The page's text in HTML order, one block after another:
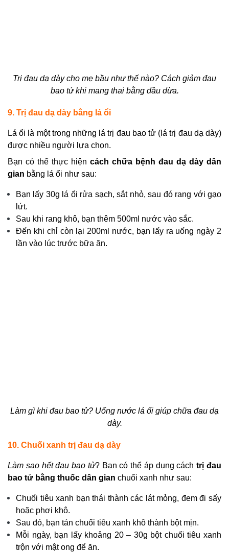
Trị đau dạ dày cho mẹ bầu như thế nào? Cách giảm đau
bao tử khi mang thaibằng dầu dừa.
9. Trị đau dạ dày bằng lá ổi
Lá ổi là một trong những lá trị đau bao tử ( lá trị đau dạ dày)
được nhiều người lựa chọn.
Bạn có thể thực hiện cách chữa bệnh đau dạ dày dân
gian bằng lá ổi như sau:
Bạn lấy 30g lá ổi rửa sạch, sắt nhỏ, sau đó rang với gạo
lứt.
Sau khi rang khô, bạn thêm 500ml nước vào sắc.
Đến khi chỉ còn lại 200ml nước, bạn lấy ra uống ngày 2
lần vào lúc trước bữa ăn.
Làm gì khi đau bao tử? Uống nước lá ổi giúp chữa đau dạ
dày.
10. Chuối xanh trị đau dạ dày
Làm sao hết đau bao tử? Bạn có thể áp dụng cáchtrị đau
bao tử bằng thuốc dân gian chuối xanh như sau:
Chuối tiêu xanh bạn thái thành các lát mỏng, đem đi sấy
hoặc phơi khô.
Sau đó, bạn tán chuối tiêu xanh khô thành bột mịn.
Mỗi ngày, bạn lấy khoảng 20 – 30g bột chuối tiêu xanh
trộn với mật ong để ăn.